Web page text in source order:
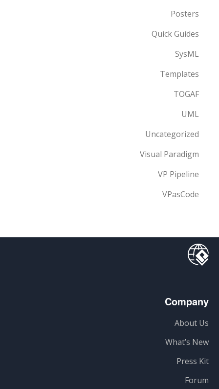
Posters
Quick Guides
SysML
Templates
TOGAF
UML
Uncategorized
Visual Paradigm
VP Pipeline
VPasCode
Company
About Us
What’s New
Press Kit
Forum